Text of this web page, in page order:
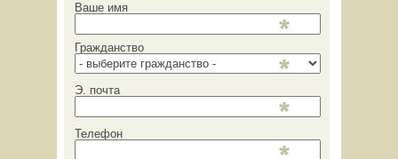
Ваше имя
Гражданство
Э. почта
Телефон